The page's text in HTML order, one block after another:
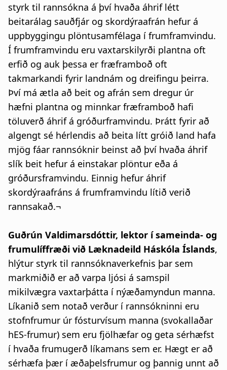
styrk til rannsókna á því hvaða áhrif létt
beitarálag sauðfjár og skordýraafrán hefur á
uppbyggingu plöntusamfélaga í frumframvindu.
Í frumframvindu eru vaxtarskilyrði plantna oft
erfið og auk þessa er fræframboð oft
takmarkandi fyrir landnám og dreifingu þeirra.
Því má ætla að beit og afrán sem dregur úr
hæfni plantna og minnkar fræframboð hafi
töluverð áhrif á gróðurframvindu. Þrátt fyrir að
algengt sé hérlendis að beita lítt gróið land hafa
mjög fáar rannsóknir beinst að því hvaða áhrif
slík beit hefur á einstakar plöntur eða á
gróðursframvindu. Einnig hefur áhrif
skordýraafráns á frumframvindu lítið verið
rannsakað.¬
Guðrún Valdimarsdóttir, lektor í sameinda- og
frumulíffræði við Læknadeild Háskóla Íslands,
hlýtur styrk til rannsóknaverkefnis þar sem
markmiðið er að varpa ljósi á samspil
mikilvægra vaxtarþátta í nýæðamyndun manna.
Líkanið sem notað verður í rannsókninni eru
stofnfrumur úr fósturvísum manna (svokallaðar
hES-frumur) sem eru fjölhæfar og geta sérhæfst
í hvaða frumugerð líkamans sem er. Hægt er að
sérhæfa þær í æðaþelsfrumur og þannig unnt að